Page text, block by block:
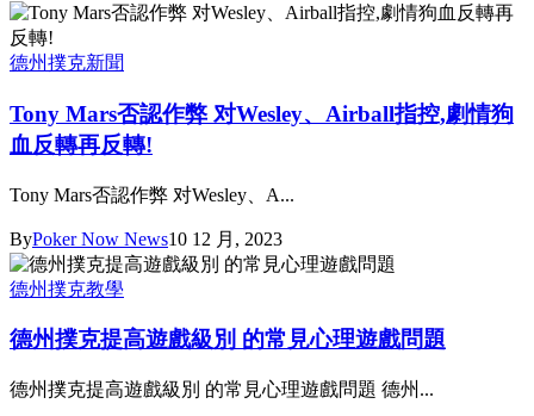
德州撲克新聞
Tony Mars否認作弊 对Wesley、Airball指控,劇情狗
血反轉再反轉!
Tony Mars否認作弊 对Wesley、A...
ByPoker Now News10 12 月, 2023
德州撲克教學
德州撲克提高遊戲級別 的常見心理遊戲問題
德州撲克提高遊戲級別 的常見心理遊戲問題 德州...